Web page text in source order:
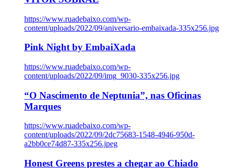
https://www.ruadebaixo.com/wp-
content/uploads/2022/09/aniversario-embaixada-335x256.jpg
Pink Night by EmbaiXada
https://www.ruadebaixo.com/wp-
content/uploads/2022/09/img_9030-335x256.jpg
“O Nascimento de Neptunia”, nas Oficinas
Marques
https://www.ruadebaixo.com/wp-
content/uploads/2022/09/2dc75683-1548-4946-950d-
a2bb0ce74d87-335x256.jpeg
Honest Greens prestes a chegar ao Chiado